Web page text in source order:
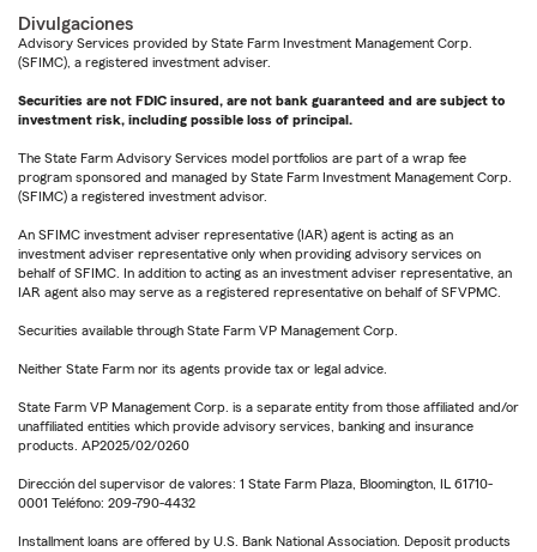
Divulgaciones
Advisory Services provided by State Farm Investment Management Corp.
(SFIMC), a registered investment adviser.
Securities are not FDIC insured, are not bank guaranteed and are subject to
investment risk, including possible loss of principal.
The State Farm Advisory Services model portfolios are part of a wrap fee
program sponsored and managed by State Farm Investment Management Corp.
(SFIMC) a registered investment advisor.
An SFIMC investment adviser representative (IAR) agent is acting as an
investment adviser representative only when providing advisory services on
behalf of SFIMC. In addition to acting as an investment adviser representative, an
IAR agent also may serve as a registered representative on behalf of SFVPMC.
Securities available through State Farm VP Management Corp.
Neither State Farm nor its agents provide tax or legal advice.
State Farm VP Management Corp. is a separate entity from those affiliated and/or
unaffiliated entities which provide advisory services, banking and insurance
products. AP2025/02/0260
Dirección del supervisor de valores: 1 State Farm Plaza, Bloomington, IL 61710-
0001 Teléfono: 209-790-4432
Installment loans are offered by U.S. Bank National Association. Deposit products